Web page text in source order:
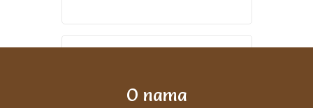
O nama